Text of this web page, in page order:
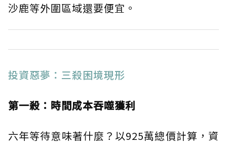
沙鹿等外圍區域還要便宜。
投資惡夢：三殺困境現形
第一殺：時間成本吞噬獲利
六年等待意味著什麼？以925萬總價計算，資